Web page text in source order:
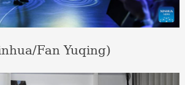
Fan Yuqing)